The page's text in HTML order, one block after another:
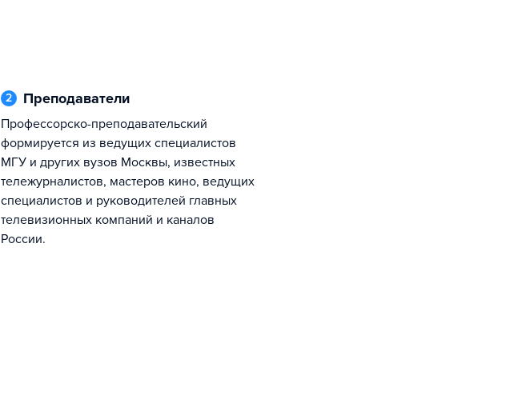
2 Преподаватели
Профессорско-преподавательский
формируется из ведущих специалистов
МГУ и других вузов Москвы, известных
тележурналистов, мастеров кино, ведущих
специалистов и руководителей главных
телевизионных компаний и каналов
России.